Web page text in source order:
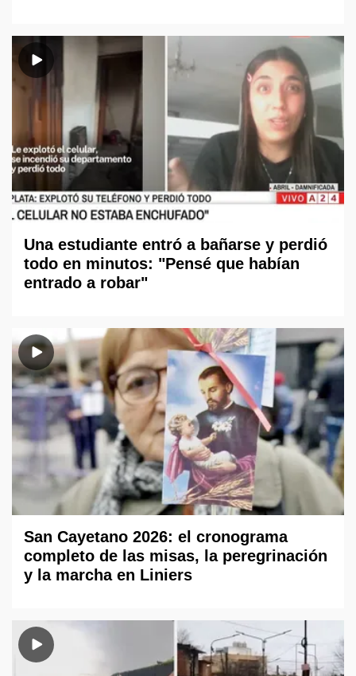
Una estudiante entró a bañarse y perdió
todo en minutos: "Pensé que habían
entrado a robar"
San Cayetano 2026: el cronograma
completo de las misas, la peregrinación
y la marcha en Liniers